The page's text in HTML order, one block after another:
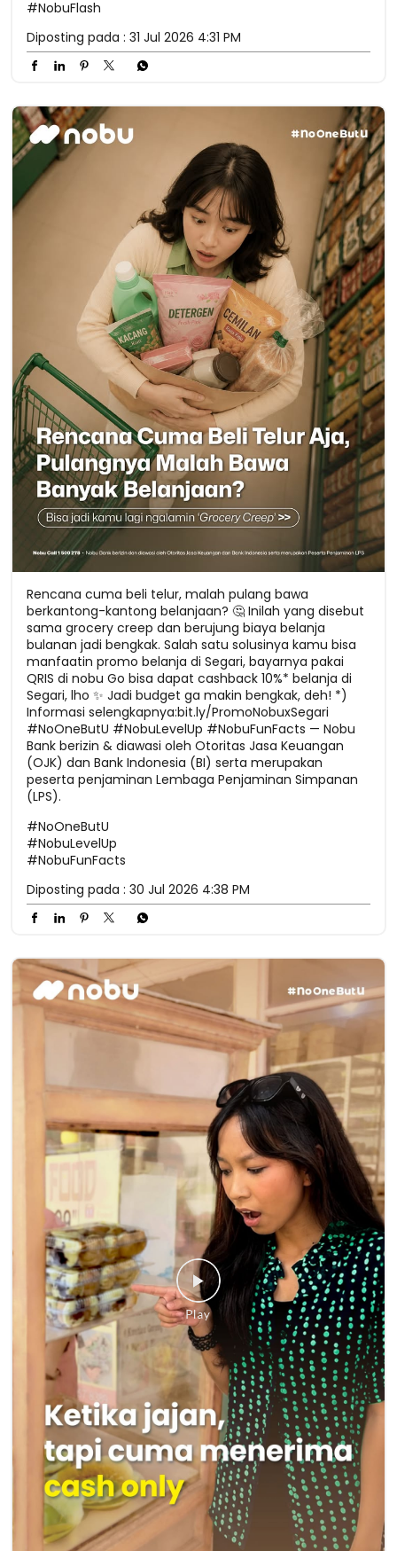
#NobuFlash
Diposting pada : 31 Jul 2026 4:31 PM
Rencana cuma beli telur, malah pulang bawa
berkantong-kantong belanjaan? 🤔 Inilah yang disebut
sama grocery creep dan berujung biaya belanja
bulanan jadi bengkak. Salah satu solusinya kamu bisa
manfaatin promo belanja di Segari, bayarnya pakai
QRIS di nobu Go bisa dapat cashback 10%* belanja di
Segari, lho ✨ Jadi budget ga makin bengkak, deh! *)
Informasi selengkapnya:bit.ly/PromoNobuxSegari
#NoOneButU #NobuLevelUp #NobuFunFacts — Nobu
Bank berizin & diawasi oleh Otoritas Jasa Keuangan
(OJK) dan Bank Indonesia (BI) serta merupakan
peserta penjaminan Lembaga Penjaminan Simpanan
(LPS).
#NoOneButU
#NobuLevelUp
#NobuFunFacts
Diposting pada : 30 Jul 2026 4:38 PM